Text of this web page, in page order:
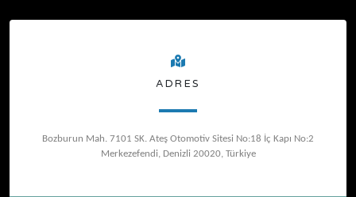
ADRES
Bozburun Mah. 7101 SK. Ateş Otomotiv Sitesi No:18 İç Kapı No:2
Merkezefendi, Denizli 20020, Türkiye